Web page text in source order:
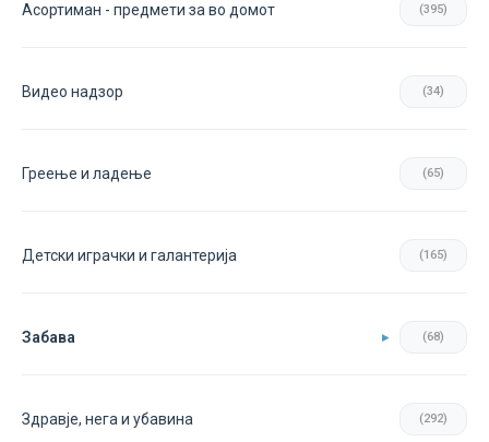
Асортиман - предмети за во домот (395)
Видео надзор (34)
Греење и ладење (65)
Детски играчки и галантерија (165)
Забава (68)
Здравје, нега и убавина (292)